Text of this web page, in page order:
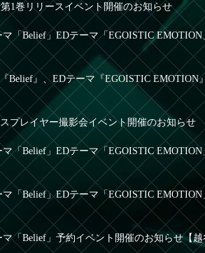
1巻リリースイベント開催のお知らせ
「Belief」EDテーマ「EGOISTIC
Belief』、EDテーマ『EGOISTIC EMOTION
プレイヤー撮影会イベント開催のお知らせ
「Belief」EDテーマ「EGOISTIC
「Belief」EDテーマ「EGOISTIC
「Belief」予約イベント開催のお知らせ【越